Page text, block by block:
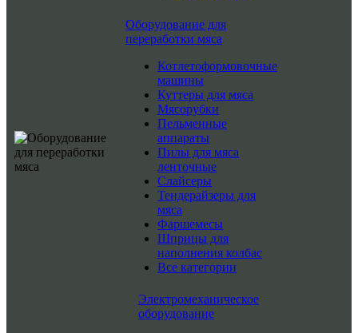
Оборудование для
переработки мяса
Котлетоформовочные
машины
Куттеры для мяса
Мясорубки
Пельменные
аппараты
Пилы для мяса
ленточные
Слайсеры
Тендерайзеры для
мяса
Фаршемесы
Шприцы для
наполнения колбас
Все категории
Электромеханическое
оборудование